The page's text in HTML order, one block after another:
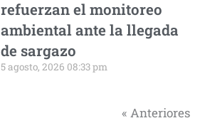
refuerzan el monitoreo
ambiental ante la llegada
de sargazo
5 agosto, 2026 08:33 pm
« Anteriores